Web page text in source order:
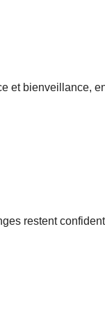
et bienveillance,
restent